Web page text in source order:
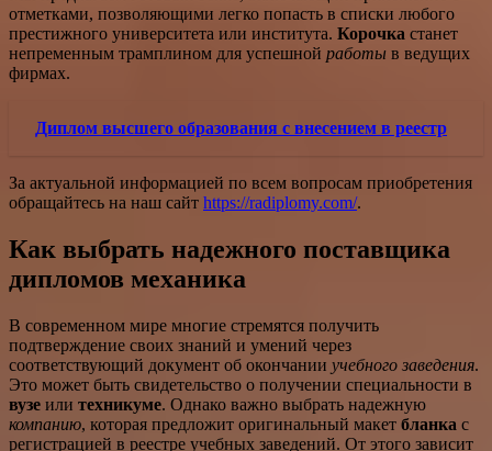
отметками, позволяющими легко попасть в списки любого
престижного университета или института. Корочка станет
непременным трамплином для успешной работы в ведущих
фирмах.
Диплом высшего образования с внесением в реестр
За актуальной информацией по всем вопросам приобретения
обращайтесь на наш сайт https://radiplomy.com/.
Как выбрать надежного поставщика
дипломов механика
В современном мире многие стремятся получить
подтверждение своих знаний и умений через
соответствующий документ об окончании учебного заведения.
Это может быть свидетельство о получении специальности в
вузе или техникуме. Однако важно выбрать надежную
компанию, которая предложит оригинальный макет бланка с
регистрацией в реестре учебных заведений. От этого зависит